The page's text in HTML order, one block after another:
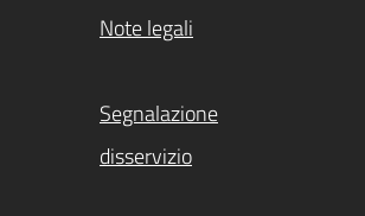
Note legali
Segnalazione
disservizio